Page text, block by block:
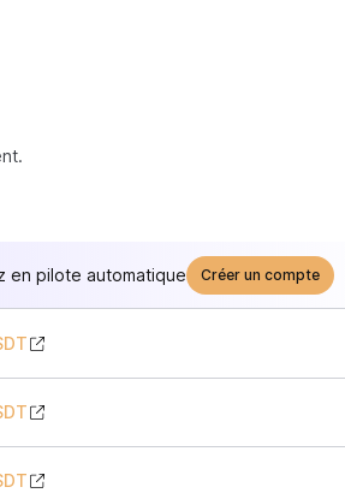
en pilote automatique Créer un compte